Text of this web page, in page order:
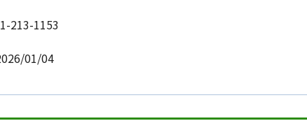
213-1153
01/04